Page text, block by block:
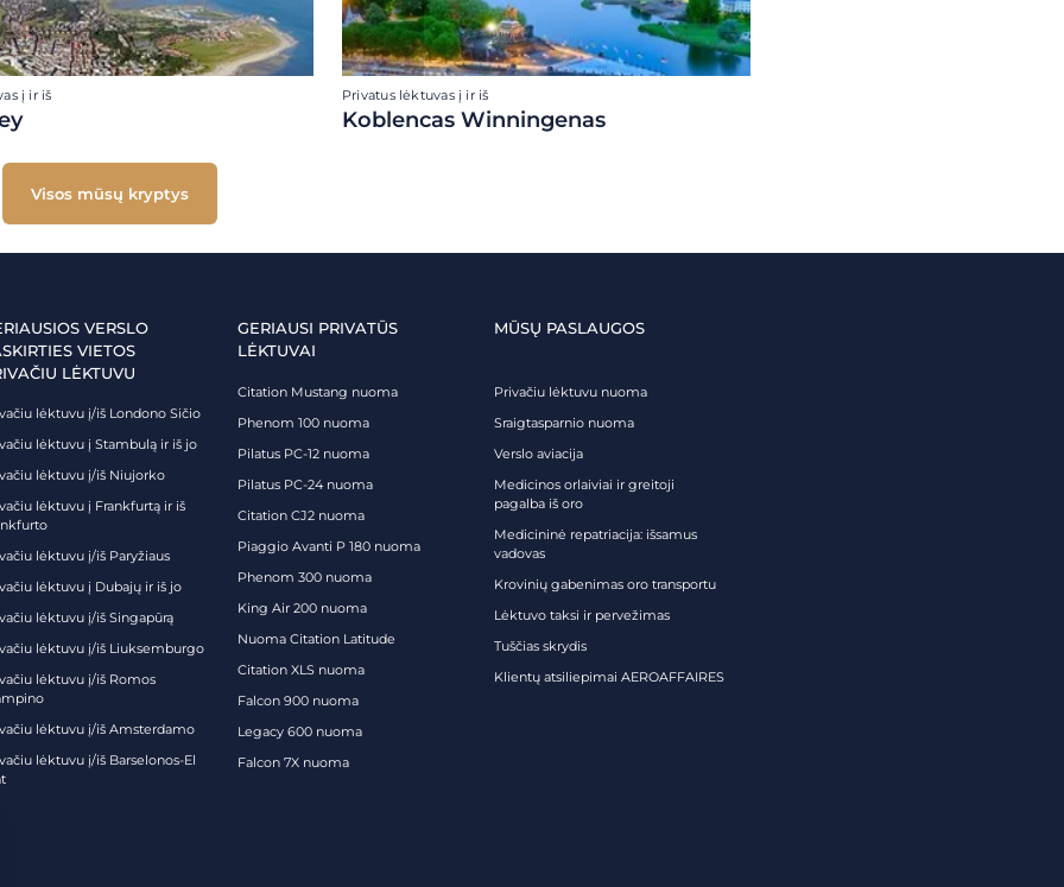
į ir iš Privatus lėktuvas į ir iš
Koblencas Winningenas
Visos mūsų kryptys
VERSLO
VIETOS
LĖKTUVU
lėktuvu į/iš Londono Sičio
lėktuvu į Stambulą ir iš jo
lėktuvu į/iš Niujorko
lėktuvu į Frankfurtą ir iš
lėktuvu į/iš Paryžiaus
lėktuvu į Dubajų ir iš jo
lėktuvu į/iš Singapūrą
lėktuvu į/iš Liuksemburgo
lėktuvu į/iš Romos
lėktuvu į/iš Amsterdamo
lėktuvu į/iš Barselonos-El
GERIAUSI PRIVATŪS
LĖKTUVAI
Citation Mustang nuoma
Phenom 100 nuoma
Pilatus PC-12 nuoma
Pilatus PC-24 nuoma
Citation CJ2 nuoma
Piaggio Avanti P 180 nuoma
Phenom 300 nuoma
King Air 200 nuoma
Nuoma Citation Latitude
Citation XLS nuoma
Falcon 900 nuoma
Legacy 600 nuoma
Falcon 7X nuoma
MŪSŲ PASLAUGOS
Privačiu lėktuvu nuoma
Sraigtasparnio nuoma
Verslo aviacija
Medicinos orlaiviai ir greitoji
pagalba iš oro
Medicininė repatriacija: išsamus
vadovas
Krovinių gabenimas oro transportu
Lėktuvo taksi ir pervežimas
Tuščias skrydis
Klientų atsiliepimai AEROAFFAIRES